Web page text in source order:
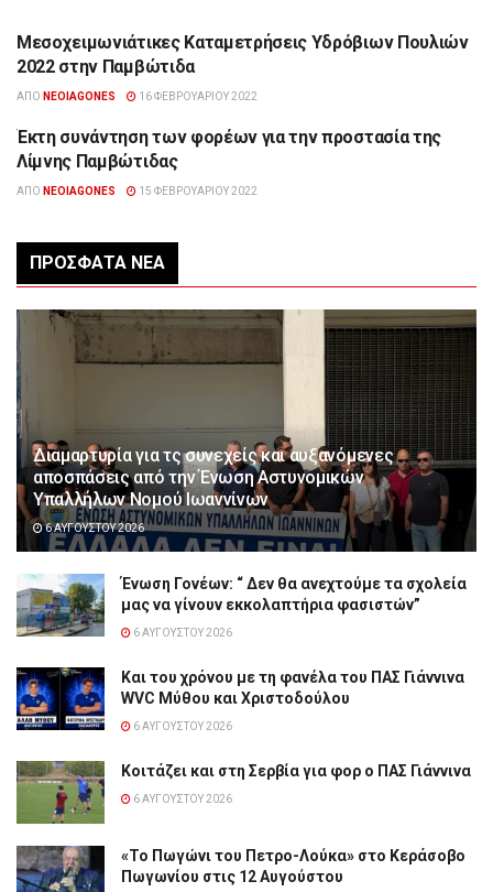
ΔΙΆΦΟΡΑ
Μεσοχειμωνιάτικες Καταμετρήσεις Υδρόβιων Πουλιών
2022 στην Παμβώτιδα
ΑΠΌ NEOIAGONES 16 ΦΕΒΡΟΥΑΡΊΟΥ 2022
ΉΠΕΙΡΟΣ
Έκτη συνάντηση των φορέων για την προστασία της
Λίμνης Παμβώτιδας
ΑΠΌ NEOIAGONES 15 ΦΕΒΡΟΥΑΡΊΟΥ 2022
ΠΡΌΣΦΑΤΑ ΝΈΑ
Διαμαρτυρία για τς συνεχείς και αυξανόμενες
αποσπάσεις από την Ένωση Αστυνομικών
Υπαλλήλων Νομού Ιωαννίνων
6 ΑΥΓΟΎΣΤΟΥ 2026
Ένωση Γονέων: “ Δεν θα ανεχτούμε τα σχολεία
μας να γίνουν εκκολαπτήρια φασιστών”
6 ΑΥΓΟΎΣΤΟΥ 2026
Και του χρόνου με τη φανέλα του ΠΑΣ Γιάννινα
WVC Μύθου και Χριστοδούλου
6 ΑΥΓΟΎΣΤΟΥ 2026
Κοιτάζει και στη Σερβία για φορ ο ΠΑΣ Γιάννινα
6 ΑΥΓΟΎΣΤΟΥ 2026
«Το Πωγώνι του Πετρο-Λούκα» στο Κεράσοβο
Πωγωνίου στις 12 Αυγούστου